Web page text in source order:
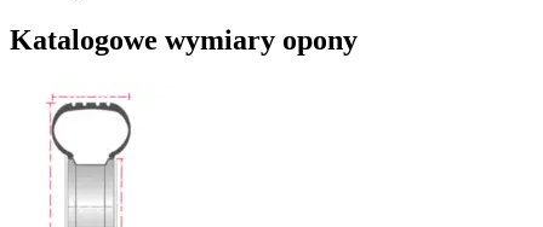
Katalogowe wymiary opony